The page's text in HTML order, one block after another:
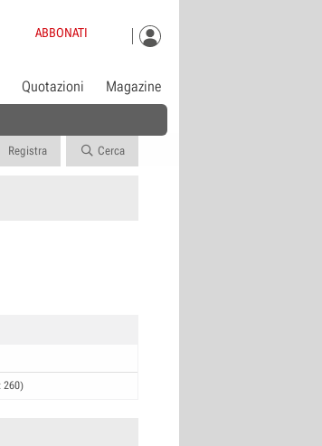
ABBONATI
Quotazioni Magazine
Registra Cerca
260)